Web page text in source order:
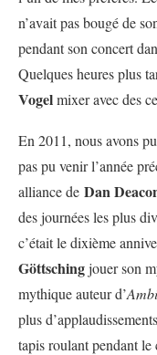
n’avait pas bougé de
pendant son concert
Quelques heures plus
Vogelmixer avec des
En 2011, nous avons
pas pu venir l’année
alliance de Dan
des journées les plus
c’était le dixième
Göttschingjouer son
mythique auteur d’
plus
tapis roulant pendant le